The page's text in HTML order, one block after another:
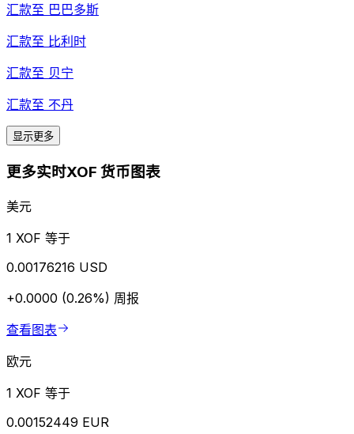
汇款至 巴巴多斯
汇款至 比利时
汇款至 贝宁
汇款至 不丹
显示更多
更多实时XOF 货币图表
美元
1 XOF 等于
0.00176216 USD
+0.0000 (0.26%) 周报
查看图表
欧元
1 XOF 等于
0.00152449 EUR